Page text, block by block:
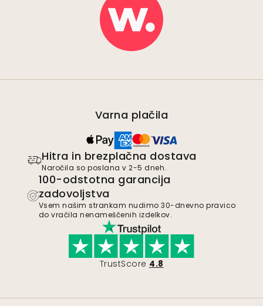
Varna plačila
Hitra in brezplačna dostava
Naročila so poslana v 2-5 dneh.
100-odstotna garancija
zadovoljstva
Vsem našim strankam nudimo 30-dnevno pravico
do vračila nenameščenih izdelkov.
TrustScore 4.8